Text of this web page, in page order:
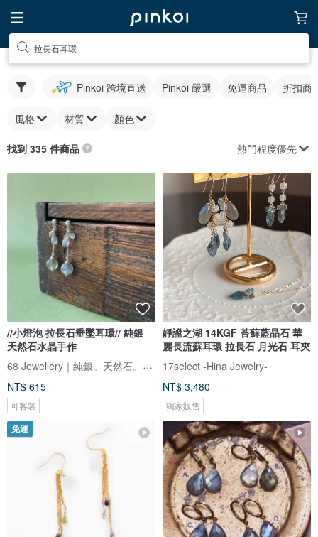
拉長石耳環
Pinkoi 跨境直送 Pinkoi 嚴選 免運商品 折扣商
風格 材質 顏色
找到 335 件商品 熱門程度優先
//小燈泡 拉長石垂墜耳環// 純銀
天然石水晶手作
68 Jewellery｜純銀。天然石。輕珠寶
NT$ 615
可客製
靜謐之湖 14KGF 苔蘚藍晶石 華
麗長流蘇耳環 拉長石 月光石 耳夾
17select -Hina Jewelry-
NT$ 3,480
獨家販售
免運